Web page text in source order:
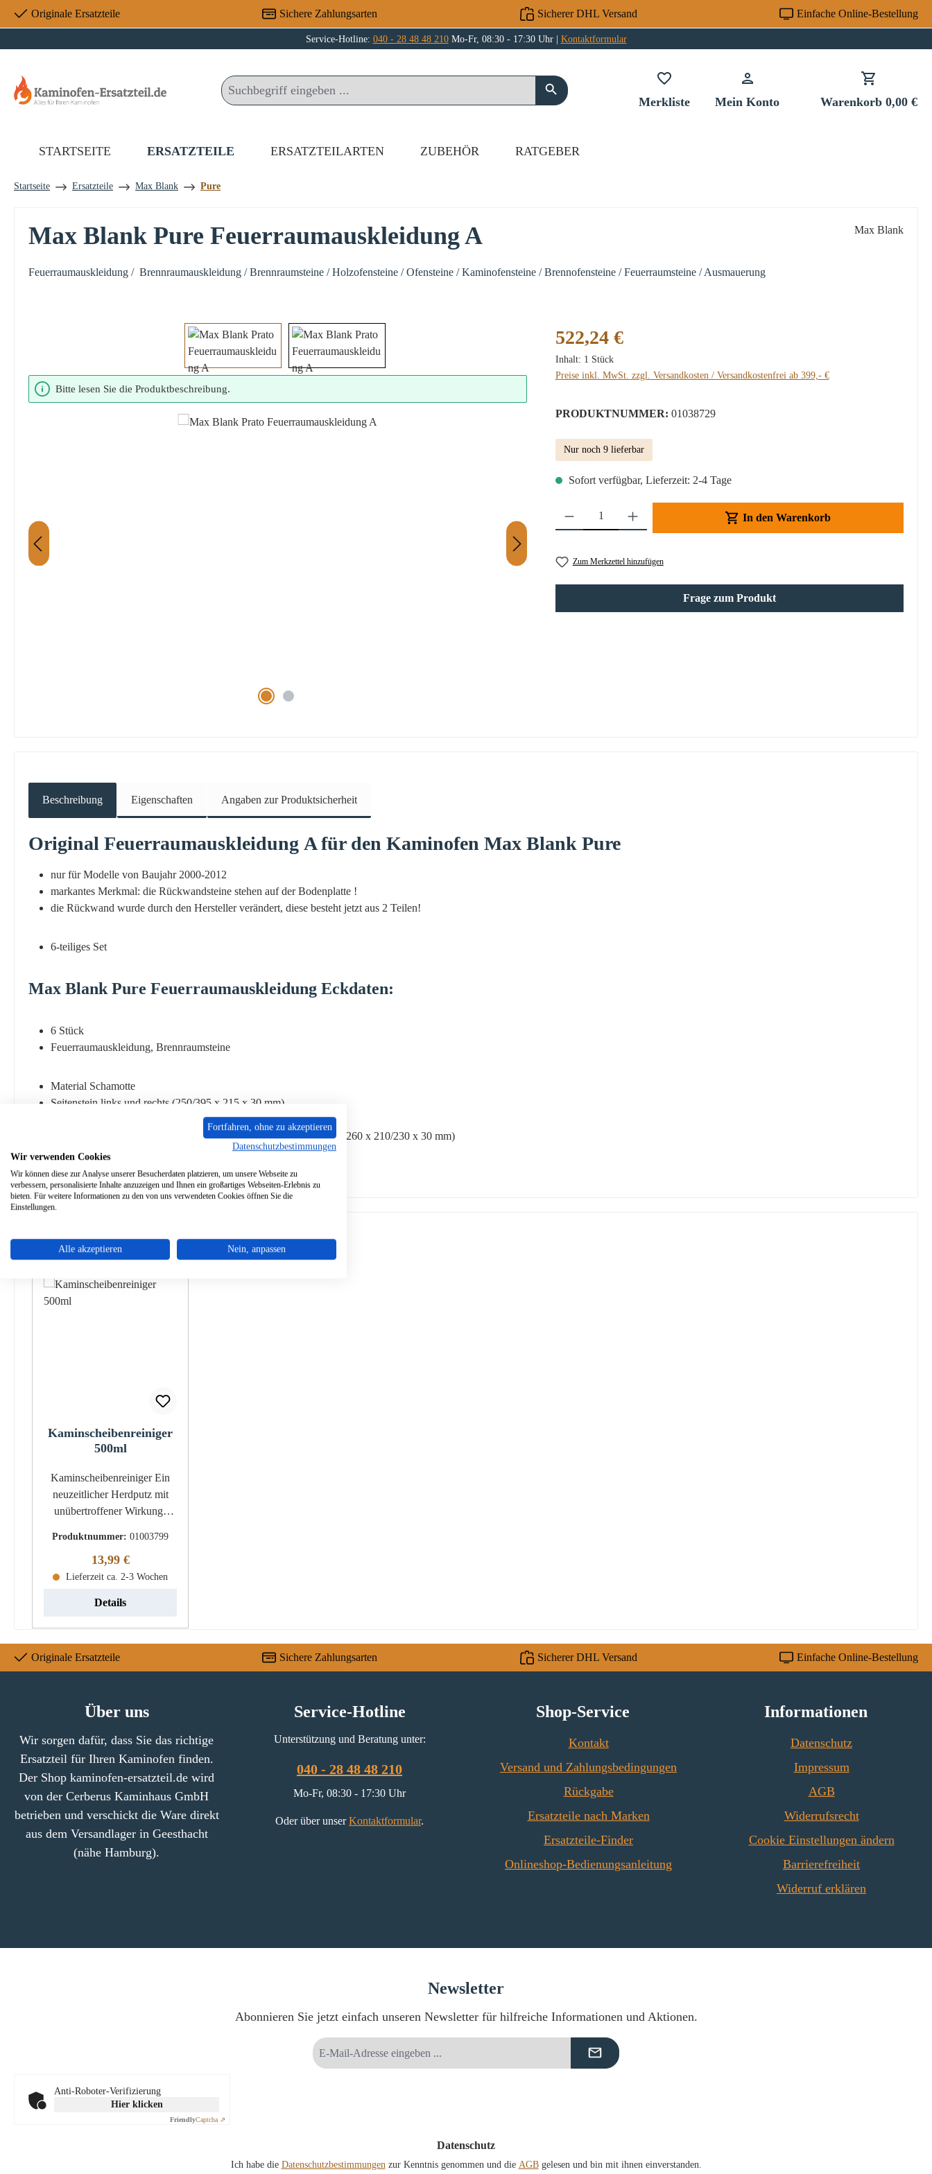
Hauptinhalt springen
Zur Suche springen
Zur Hauptnavigation springen
Originale Ersatzteile Sichere Zahlungsarten Sicherer DHL Versand Einfache Online-Bestellung
Service-Hotline: 040 - 28 48 48 210Mo-Fr, 08:30 - 17:30 Uhr | Kontaktformular
MerklisteDu hast 0 Produkte auf dem Merkzettel
Mein Konto Warenkorb 0,00 €
STARTSEITE ERSATZTEILE ERSATZTEILARTEN ZUBEHÖR RATGEBER
Startseite Ersatzteile Max Blank Pure
Max Blank Pure Feuerraumauskleidung A
Feuerraumauskleidung / Brennraumauskleidung / Brennraumsteine / Holzofensteine / Ofensteine / Kaminofensteine / Brennofensteine / Feuerraumsteine / Ausmauerung
Max Blank
Bitte lesen Sie die Produktbeschreibung.
Regulärer Preis:
522,24 €
Inhalt: 1 Stück
Preise inkl. MwSt. zzgl. Versandkosten / Versandkostenfrei ab 399,- €
PRODUKTNUMMER: 01038729
Nur noch 9 lieferbar
Sofort verfügbar, Lieferzeit: 2-4 Tage
Produkt Anzahl: Gib den gewünschten Wert ein oder benutze die Schaltflächen um die Anzahl
In den Warenkorb
Zum Merkzettel hinzufügen
Frage zum Produkt
Beschreibung Eigenschaften Angaben zur Produktsicherheit
Original Feuerraumauskleidung A für den Kaminofen Max Blank Pure
nur für Modelle von Baujahr 2000-2012
markantes Merkmal: die Rückwandsteine stehen auf der Bodenplatte !
die Rückwand wurde durch den Hersteller verändert, diese besteht jetzt aus 2 Teilen!
6-teiliges Set
Max Blank Pure Feuerraumauskleidung Eckdaten:
6 Stück
Feuerraumauskleidung, Brennraumsteine
Material Schamotte
Seitenstein links und rechts (250/395 x 215 x 30 mm)
Rückwandstein links (260 x 190/210 x 30), Rückwandstein rechts (260 x 210/230 x 30 mm)
Zugumlenkung (220 x 410 x 30 mm)
Kaminscheibenreiniger
500ml
Kaminscheibenreiniger Ein
neuzeitlicher Herdputz mit
unübertroffener Wirkung!
biologisch abbaubar Entfernt
einfach hartnäckige Schmutz
Produktnummer:01003799
Regulärer Preis:
13,99 €
Lieferzeit ca. 2-3 Wochen
Details
Originale Ersatzteile Sichere Zahlungsarten Sicherer DHL Versand Einfache Online-Bestellung
Über uns
Wir sorgen dafür, dass Sie das richtige
Ersatzteil für Ihren Kaminofen finden.
Der Shop kaminofen-ersatzteil.de wird
von der Cerberus Kaminhaus GmbH
betrieben und verschickt die Ware direkt
aus dem Versandlager in Geesthacht
(nähe Hamburg).
Service-Hotline
Unterstützung und Beratung unter:
040 - 28 48 48 210
Mo-Fr, 08:30 - 17:30 Uhr
Oder über unserKontaktformular.
Shop-Service
Kontakt
Versand und Zahlungsbedingungen
Rückgabe
Ersatzteile nach Marken
Ersatzteile-Finder
Onlineshop-Bedienungsanleitung
Informationen
Datenschutz
Impressum
AGB
Widerrufsrecht
Cookie Einstellungen ändern
Barrierefreiheit
Widerruf erklären
Newsletter
Abonnieren Sie jetzt einfach unseren Newsletter für hilfreiche Informationen und Aktionen.
E-
Mail-
Anti-Roboter-Verifizierung
Hier klicken
FriendlyCaptcha ⇗
Datenschutz
Ich habe die Datenschutzbestimmungenzur Kenntnis genommen und die AGBgelesen und bin mit ihnen einverstanden.
Fortfahren, ohne zu akzeptieren
Datenschutzbestimmungen
Wir verwenden Cookies
Wir können diese zur Analyse unserer Besucherdaten platzieren, um unsere Webseite zu
verbessern, personalisierte Inhalte anzuzeigen und Ihnen ein großartiges Webseiten-Erlebnis zu
bieten. Für weitere Informationen zu den von uns verwendeten Cookies öffnen Sie die
Einstellungen.
Alle akzeptieren Nein, anpassen